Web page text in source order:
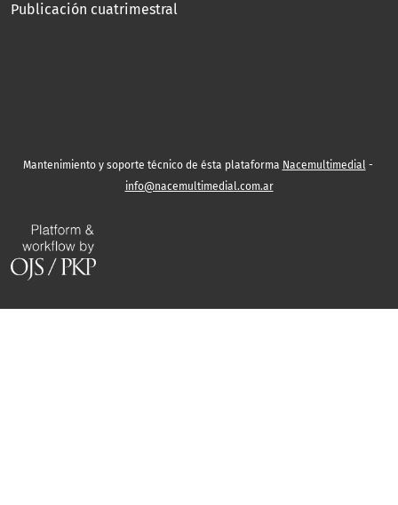
Publicación cuatrimestral
Mantenimiento y soporte técnico de ésta plataforma Nacemultimedial-
info@nacemultimedial.com.ar